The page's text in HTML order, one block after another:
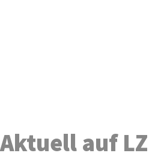
Aktuell auf LZ